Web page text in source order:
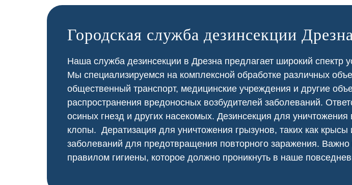
Городская служба дезинсекции Дрезна
Наша служба дезинсекции в Дрезна предлагает широкий спектр
Мы специализируемся на комплексной обработке различных
общественный транспорт, медицинские учреждения и другие
распространения вредоносных возбудителей заболеваний.
осиных гнезд и других насекомых. Дезинсекция для
клопы. Дератизация для уничтожения грызунов, таких как
заболеваний для предотвращения повторного заражения.
правилом гигиены, которое должно проникнуть в наше